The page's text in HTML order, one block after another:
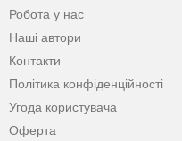
Робота у нас
Наші автори
Контакти
Політика конфіденційності
Угода користувача
Оферта